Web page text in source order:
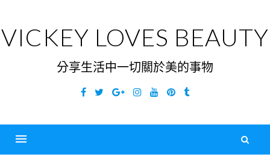
content
VICKEY LOVES BEAUTY
分享生活中一切關於美的事物
Facebook
TwitterGoogleInstagramYouTubePinterest
Tumblr